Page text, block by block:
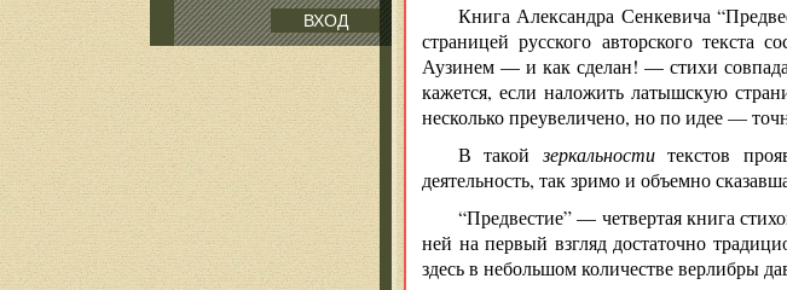
ВХОД
Книга Александра Сенкевича
страницей русского авторского текста
Аузинем — и как сделан! — стихи
кажется, если наложить латышскую
несколько преувеличено, но по идее —
В такойзеркальноститекстов
деятельность, так зримо и объемно
“Предвестие” — четвертая книга
ней на первый взгляд достаточно
здесь в небольшом количестве верлибры